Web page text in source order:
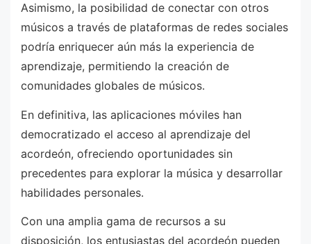
Asimismo, la posibilidad de conectar con otros
músicos a través de plataformas de redes sociales
podría enriquecer aún más la experiencia de
aprendizaje, permitiendo la creación de
comunidades globales de músicos.
En definitiva, las aplicaciones móviles han
democratizado el acceso al aprendizaje del
acordeón, ofreciendo oportunidades sin
precedentes para explorar la música y desarrollar
habilidades personales.
Con una amplia gama de recursos a su
disposición, los entusiastas del acordeón pueden